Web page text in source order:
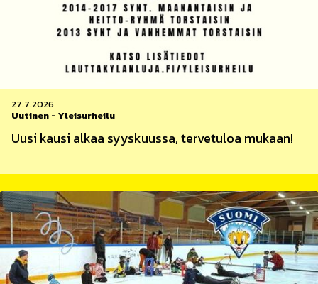
27.7.2026
Uutinen - Yleisurheilu
Uusi kausi alkaa syyskuussa, tervetuloa mukaan!